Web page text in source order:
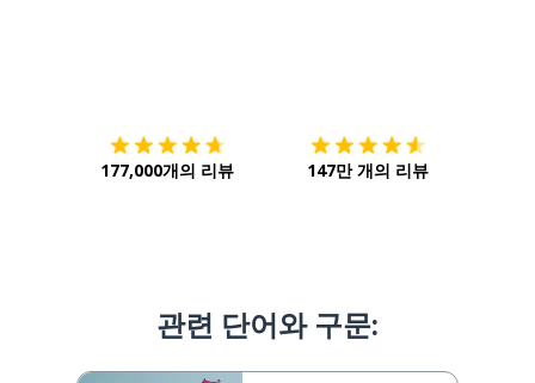
177,000개의 리뷰 147만 개의 리뷰
관련 단어와 구문: